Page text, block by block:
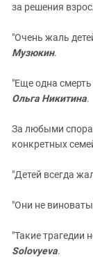
за решения
"Очень жаль
Музюкин.
"Еще одна
Ольга Никитина.
За любыми
конкретных
"Детей всегда
"Они не
"Такие трагедии
Solovyeva.